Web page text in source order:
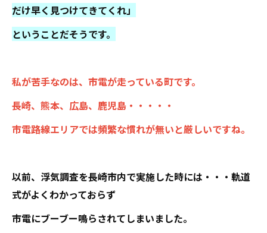
だけ早く見つけてきてくれ」
ということだそうです。
私が苦手なのは、市電が走っている町です。
長崎、熊本、広島、鹿児島・・・・・
市電路線エリアでは頻繁な慣れが無いと厳しいですね。
以前、浮気調査を長崎市内で実施した時には・・・軌道
式がよくわかっておらず
市電にブーブー鳴らされてしまいました。